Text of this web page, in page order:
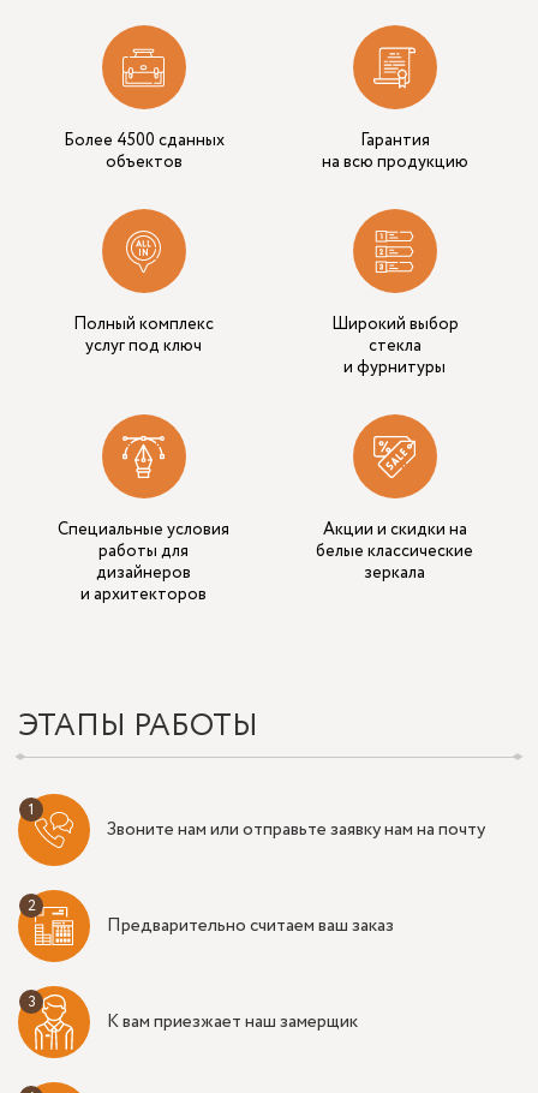
Более 4500 сданных
объектов
Гарантия
на всю продукцию
Полный комплекс
услуг под ключ
Широкий выбор
стекла
и фурнитуры
Специальные условия
работы для
дизайнеров
и архитекторов
Акции и скидки на
белые классические
зеркала
ЭТАПЫ РАБОТЫ
Звоните нам или отправьте заявку нам на почту
Предварительно считаем ваш заказ
К вам приезжает наш замерщик